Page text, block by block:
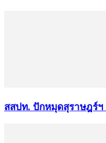
สสปท. ปักหมุดสุราษฎร์ฯ